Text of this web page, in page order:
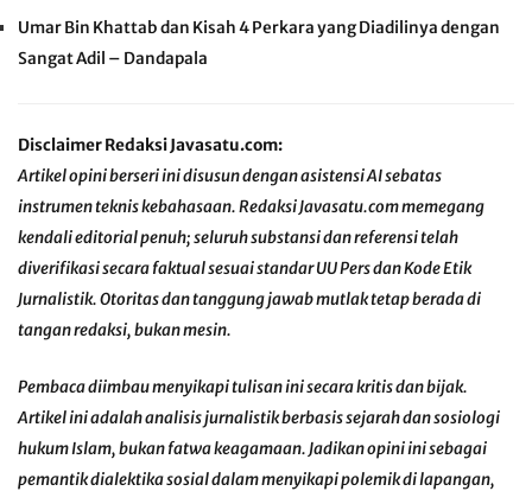
Umar Bin Khattab dan Kisah 4 Perkara yang Diadilinya dengan
Sangat Adil – Dandapala
Disclaimer Redaksi Javasatu.com:
​Artikel opini berseri ini disusun dengan asistensi AI sebatas
instrumen teknis kebahasaan. Redaksi Javasatu.com memegang
kendali editorial penuh; seluruh substansi dan referensi telah
diverifikasi secara faktual sesuai standar UU Pers dan Kode Etik
Jurnalistik. Otoritas dan tanggung jawab mutlak tetap berada di
tangan redaksi, bukan mesin.
​Pembaca diimbau menyikapi tulisan ini secara kritis dan bijak.
Artikel ini adalah analisis jurnalistik berbasis sejarah dan sosiologi
hukum Islam, bukan fatwa keagamaan. Jadikan opini ini sebagai
pemantik dialektika sosial dalam menyikapi polemik di lapangan,